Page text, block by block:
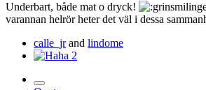
Underbart, både mat o dryck!
varannan helrör heter det väl i dessa
calle_jrand lindome
2